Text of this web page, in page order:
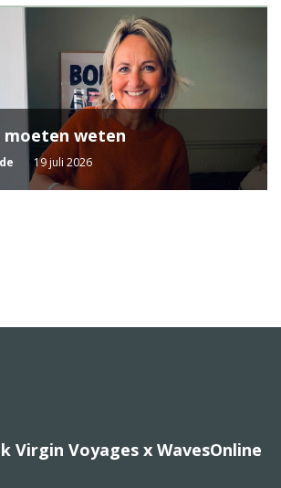
moeten weten
19 juli 2026
Virgin Voyages x WavesOnline